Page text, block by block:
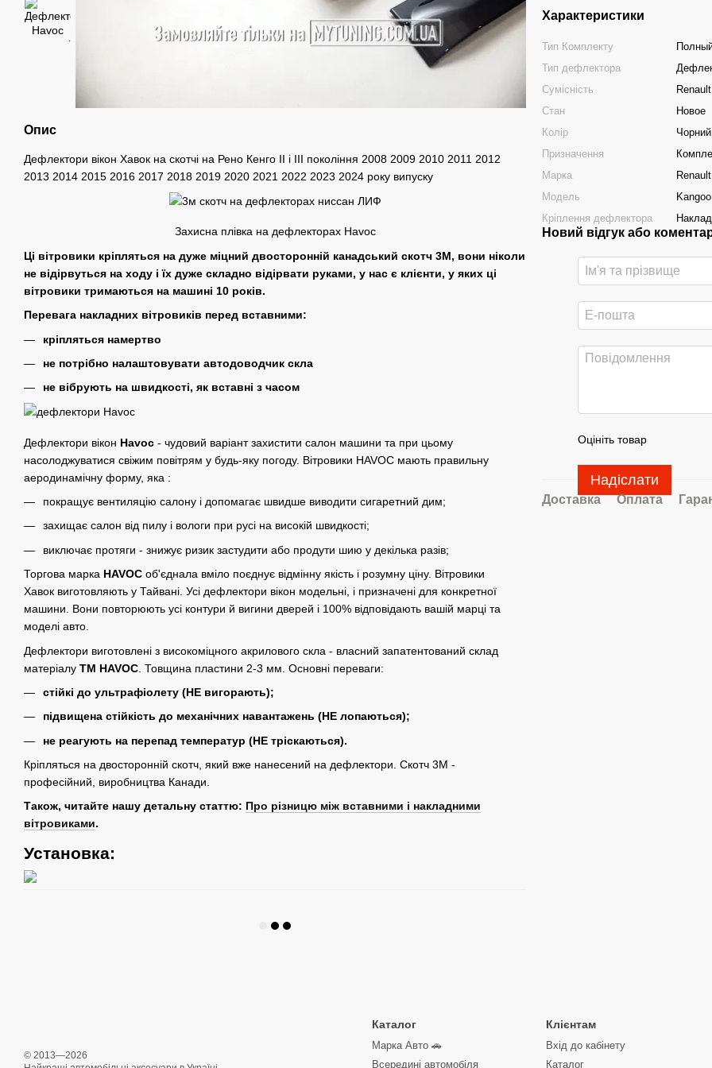
Опис
Дефлектори вікон Хавок на cкотчі на Рено Кенго II і III покоління 2008 2009 2010 2011 2012
2013 2014 2015 2016 2017 2018 2019 2020 2021 2022 2023 2024 року випуску
Захисна плівка на дефлекторах Havoc
Ці вітровики кріпляться на дуже міцний двосторонній канадський скотч 3М, вони ніколи
не відірвуться на ходу і їх дуже складно відірвати руками, у нас є клієнти, у яких ці
вітровики тримаються на машині 10 років.
Перевага накладних вітровиків перед вставними:
кріпляться намертво
не потрібно налаштовувати автодоводчик скла
не вібрують на швидкості, як вставні з часом
Дефлектори вікон Havoc - чудовий варіант захистити салон машини та при цьому
насолоджуватися свіжим повітрям у будь-яку погоду. Вітровики HAVOC мають правильну
аеродинамічну форму, яка :
покращує вентиляцію салону і допомагає швидше виводити сигаретний дим;
захищає салон від пилу і вологи при русі на високій швидкості;
виключає протяги - знижує ризик застудити або продути шию у декілька разів;
Торгова марка HAVOC об'єднала вміло поєднує відмінну якість і розумну ціну. Вітровики
Хавок виготовляють у Тайвані. Усі дефлектори вікон модельні, і призначені для конкретної
машини. Вони повторюють усі контури й вигини дверей і 100% відповідають вашій марці та
моделі авто.
Дефлектори виготовлені з високоміцного акрилового скла - власний запатентований склад
матеріалу ТМ HAVOC . Товщина пластини 2-3 мм. Основні переваги:
стійкі до ультрафіолету (НЕ вигорають);
підвищена стійкість до механічних навантажень (НЕ лопаються);
не реагують на перепад температур (НЕ тріскаються).
Кріпляться на двосторонній скотч, який вже нанесений на дефлектори. Скотч 3М -
професійний, виробництва Канади.
Також, читайте нашу детальну статтю: Про різницю між вставними і накладними
вітровиками.
Установка:
Характеристики
Тип Комплекту
Тип дефлектора
Сумісність
Стан
Новое
Колір
Чорний
Призначення
Марка
Renault
Модель
Kangoo
Кріплення дефлектора
Новий відгук або
Оцініть товар
Надіслати
Доставка Оплата
© 2013—2026
Каталог
Марка Авто 🚗
Всередині автомобіля
Клієнтам
Вхід до кабінету
Каталог